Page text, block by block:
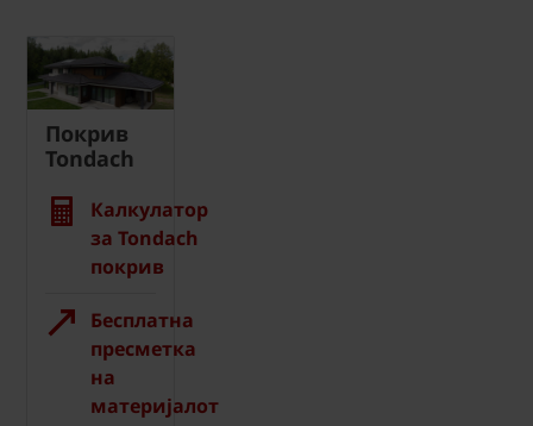
Покрив
Tondach
Калкулатор
за Tondach
покрив
Бесплатна
пресметка
на
материјалот